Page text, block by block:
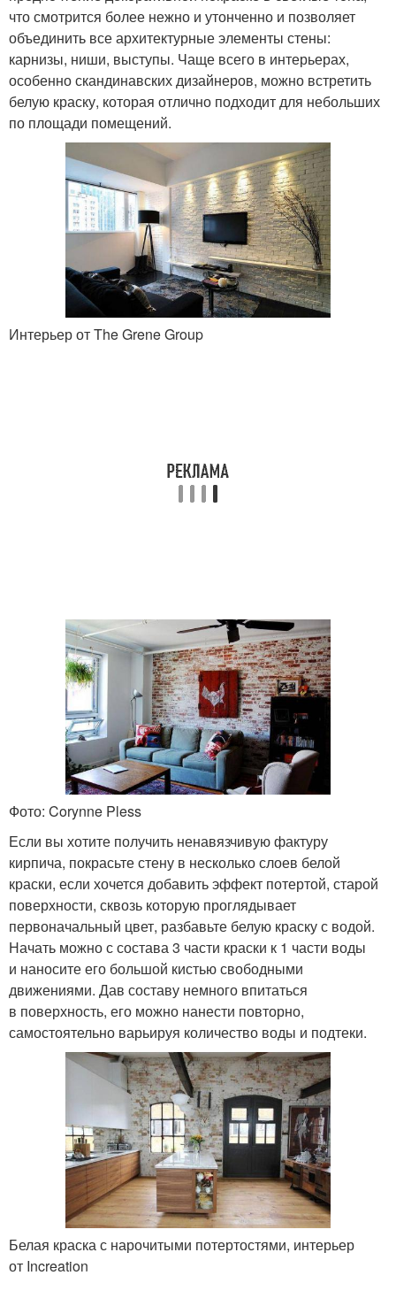
что смотрится более нежно и утонченно и позволяет
объединить все архитектурные элементы стены:
карнизы, ниши, выступы. Чаще всего в интерьерах,
особенно скандинавских дизайнеров, можно встретить
белую краску, которая отлично подходит для небольших
по площади помещений.
Интерьер от The Grene Group
Фото: Corynne Pless
Если вы хотите получить ненавязчивую фактуру
кирпича, покрасьте стену в несколько слоев белой
краски, если хочется добавить эффект потертой, старой
поверхности, сквозь которую проглядывает
первоначальный цвет, разбавьте белую краску с водой.
Начать можно с состава 3 части краски к 1 части воды
и наносите его большой кистью свободными
движениями. Дав составу немного впитаться
в поверхность, его можно нанести повторно,
самостоятельно варьируя количество воды и подтеки.
Белая краска с нарочитыми потертостями, интерьер
от Increation